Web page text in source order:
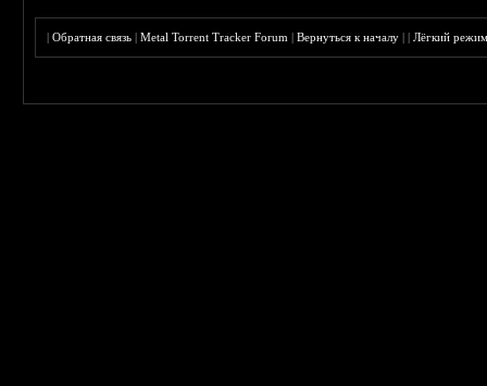
|Обратная связь |Metal Torrent Tracker Forum |Вернуться к началу ||Лёгкий